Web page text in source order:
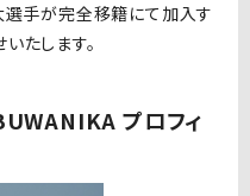
選手が完全移籍にて加入す
たします。
プロフィ